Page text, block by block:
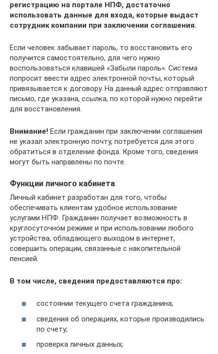
регистрацию на портале НПФ, достаточно
использовать данные для входа, которые выдаст
сотрудник компании при заключении соглашения.
Если человек забывает пароль, то восстановить его
получится самостоятельно, для чего нужно
воспользоваться клавишей «Забыли пароль». Система
попросит ввести адрес электронной почты, который
привязывается к договору. На данный адрес отправляют
письмо, где указана, ссылка, по которой нужно перейти
для восстановления.
Внимание! Если гражданин при заключении соглашения
не указал электронную почту, потребуется для этого
обратиться в отделение фонда. Кроме того, сведения
могут быть направлены по почте.
Функции личного кабинета
Личный кабинет разработан для того, чтобы
обеспечивать клиентам удобное использование
услугами НПФ. Гражданин получает возможность в
круглосуточном режиме и при использовании любого
устройства, обладающего выходом в интернет,
совершить операции, связанные с накопительной
пенсией.
В том числе, сведения предоставляются про:
состоянии текущего счета гражданина;
сведения об операциях, которые производились
по счету;
проверка личных данных;